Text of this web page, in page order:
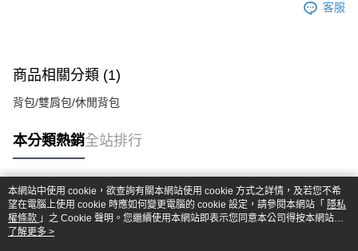
客服
商品相關分類 (1)
背包/雙肩包/休閒背包
本分類熱銷全站排行
熱門標籤
本網站中使用 cookie，欲查詢有關本網站使用 cookie 方式之詳情，及若您不希
望在電腦上使用 cookie 時應如何變更電腦的 cookie 設定，請參閱本網站「 隱私
權條款 」之 Cookie 聲明。您繼續使用本網站即表示您同意本公司得按本網站使
用條款之 Cookie 聲明使用 cookie。
了解更多 >